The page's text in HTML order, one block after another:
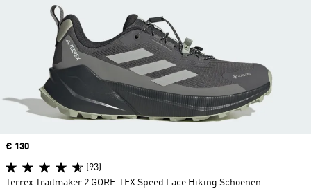
Price
€ 130
(93)
Terrex Trailmaker 2 GORE-TEX Speed Lace Hiking Schoenen